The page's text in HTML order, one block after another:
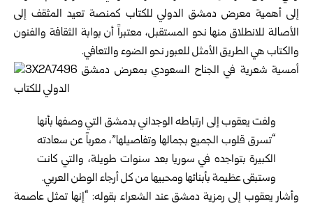
إلى أهمية معرض دمشق الدولي للكتاب كمنصة تعيد المثقف إلى
الأصالة للانطلاق منها نحو المستقبل، معتبراً أن بوابة الثقافة والفنون
والكتاب هي الطريق الأمثل للعبور نحو الضوء والتعافي.
ولفت يعقوب إلى ارتباطه الوجداني بدمشق التي وصفها بأنها
“تسرق قلوب الجميع بجمالها وتفاصيلها”، معرباً عن سعادته
الكبيرة بتواجده في سوريا بعد سنوات طويلة، والتي كانت
وستبقى عظيمة بأبنائها ومحبيها من كل أرجاء الوطن العربي.
وأشار يعقوب إلى رمزية دمشق عند الشعراء بقوله: “إنها تمثل عاصمة